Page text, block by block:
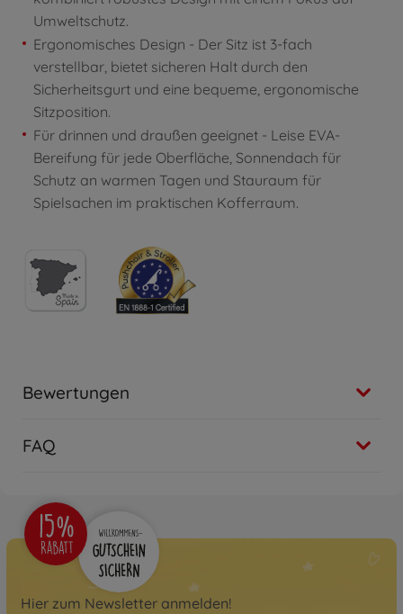
Umweltschutz.
Ergonomisches Design - Der Sitz ist 3-fach
verstellbar, bietet sicheren Halt durch den
Sicherheitsgurt und eine bequeme, ergonomische
Sitzposition.
Für drinnen und draußen geeignet - Leise EVA-
Bereifung für jede Oberfläche, Sonnendach für
Schutz an warmen Tagen und Stauraum für
Spielsachen im praktischen Kofferraum.
Bewertungen
FAQ
Hier zum Newsletter anmelden!